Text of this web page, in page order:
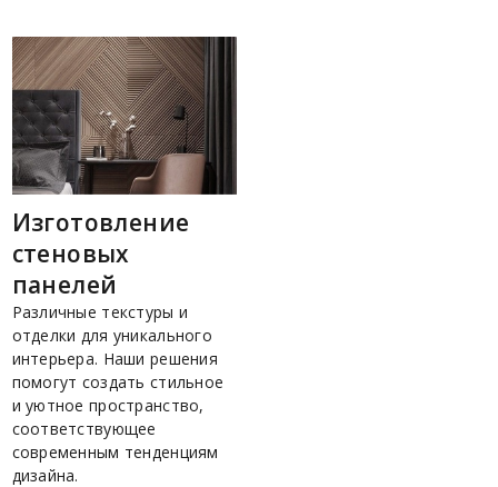
Изготовление
стеновых
панелей
Различные текстуры и
отделки для уникального
интерьера. Наши решения
помогут создать стильное
и уютное пространство,
соответствующее
современным тенденциям
дизайна.